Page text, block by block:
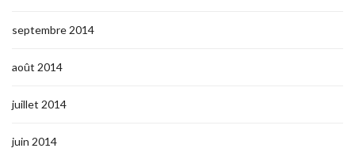
septembre 2014
août 2014
juillet 2014
juin 2014